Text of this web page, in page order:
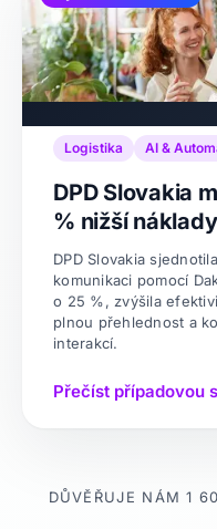
Logistika AI &
DPD Slovakia
% nižší náklady
DPD Slovakia
komunikaci pomocí
o 25 %, zvýšila
plnou přehlednost a
interakcí.
Přečíst případovou
DŮVĚŘUJE NÁM 1